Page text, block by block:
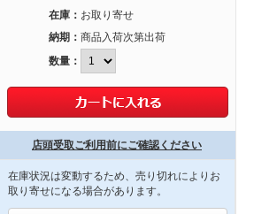
在庫： お取り寄せ
納期： 商品入荷次第出荷
数量：
店頭受取ご利用前にご確認ください
在庫状況は変動するため、売り切れによりお
取り寄せになる場合があります。